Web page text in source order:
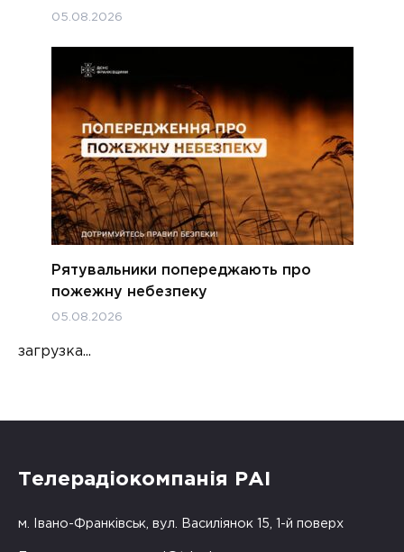
05.08.2026
Рятувальники попереджають про
пожежну небезпеку
05.08.2026
загрузка...
Телерадіокомпанія РАІ
м. Івано-Франківськ, вул. Василіянок 15, 1-й поверх